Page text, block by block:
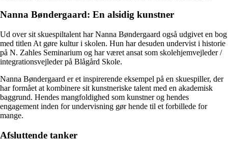
Nanna Bøndergaard: En alsidig kunstner
Ud over sit skuespiltalent har Nanna Bøndergaard også udgivet en bog
med titlen At gøre kultur i skolen. Hun har desuden undervist i historie
på N. Zahles Seminarium og har været ansat som skolehjemvejleder /
integrationsvejleder på Blågård Skole.
Nanna Bøndergaard er et inspirerende eksempel på en skuespiller, der
har formået at kombinere sit kunstneriske talent med en akademisk
baggrund. Hendes mangfoldighed som kunstner og hendes
engagement inden for undervisning gør hende til et forbillede for
mange.
Afsluttende tanker